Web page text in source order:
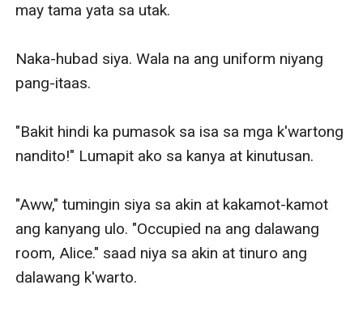
may tama yata sa utak.
Naka-hubad siya. Wala na ang uniform niyang
pang-itaas.
"Bakit hindi ka pumasok sa isa sa mga k'wartong
nandito!" Lumapit ako sa kanya at kinutusan.
"Aww," tumingin siya sa akin at kakamot-kamot
ang kanyang ulo. "Occupied na ang dalawang
room, Alice." saad niya sa akin at tinuro ang
dalawang k'warto.